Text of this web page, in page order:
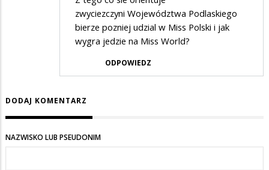
zwyciezczyni Województwa Podlaskiego
bierze pozniej udzial w Miss Polski i jak
wygra jedzie na Miss World?
ODPOWIEDZ
DODAJ KOMENTARZ
NAZWISKO LUB PSEUDONIM